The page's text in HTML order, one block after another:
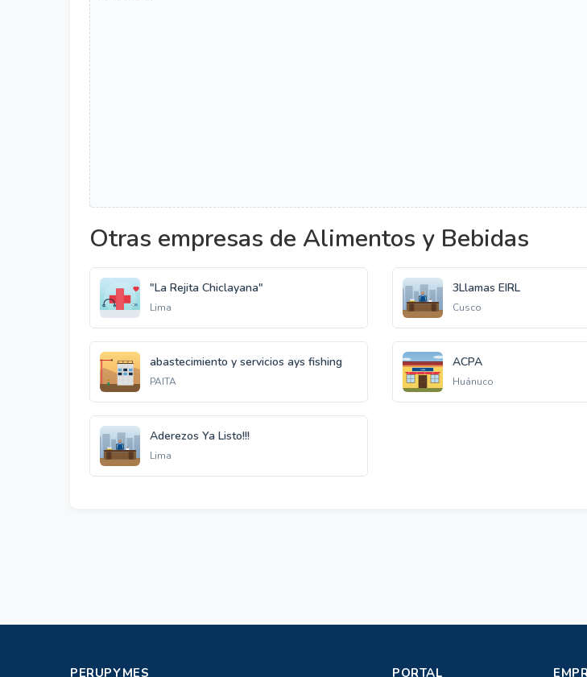
Otras empresas de Alimentos y Bebidas
"La Rejita Chiclayana"
Lima
3Llamas EIRL
Cusco
abastecimiento y servicios ays fishing
PAITA
ACPA
Huánuco
Aderezos Ya Listo!!!
Lima
PERUPYMES PORTAL